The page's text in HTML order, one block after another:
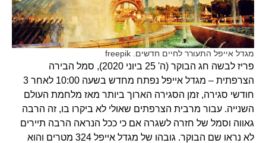
מגדל אייפל התעורר לחיים חדשים. freepik
פריז לבשה חג הבוקר (ה' 25 ביוני 2020), סמל הבירה
הצרפתית – מגדל אייפל נפתח מחדש בשעה 10:00 לאחר 3
חודשי סגירה, זמן הסגירה הארוך ביותר מאז מלחמת העולם
השנייה. עבור מרבית הצרפתים שאולי לא ביקרו בו, זה הרבה
גאווה וסמל של חזרה לשגרה אם כי ככל הנראה הרבה תיירים
לא נראו שם הבוקר. גובהו של מגדל אייפל 324 מטרים והוא